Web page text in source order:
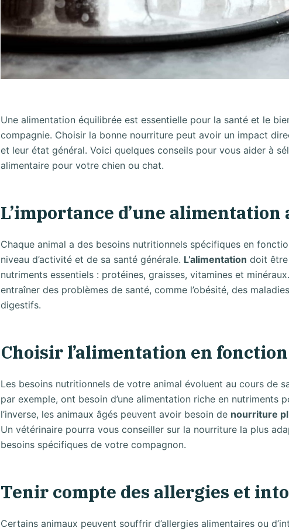
Une alimentation équilibrée est essentielle pour la santé et le
compagnie. Choisir la bonne nourriture peut avoir un impact
et leur état général. Voici quelques conseils pour vous aider à
alimentaire pour votre chien ou chat.
L’importance d’une alimentation
Chaque animal a des besoins nutritionnels spécifiques en
niveau d’activité et de sa santé générale. L’alimentation doit
nutriments essentiels : protéines, graisses, vitamines et
entraîner des problèmes de santé, comme l’obésité, des
digestifs.
Choisir l’alimentation en fonction
Les besoins nutritionnels de votre animal évoluent au cours de
par exemple, ont besoin d’une alimentation riche en nutriments
l’inverse, les animaux âgés peuvent avoir besoin de nourriture
Un vétérinaire pourra vous conseiller sur la nourriture la plus
besoins spécifiques de votre compagnon.
Tenir compte des allergies et
Certains animaux peuvent souffrir d’allergies alimentaires ou